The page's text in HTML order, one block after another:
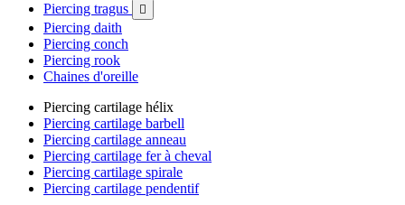
Piercing tragus 
Piercing daith
Piercing conch
Piercing rook
Chaines d'oreille
Piercing cartilage hélix
Piercing cartilage barbell
Piercing cartilage anneau
Piercing cartilage fer à cheval
Piercing cartilage spirale
Piercing cartilage pendentif